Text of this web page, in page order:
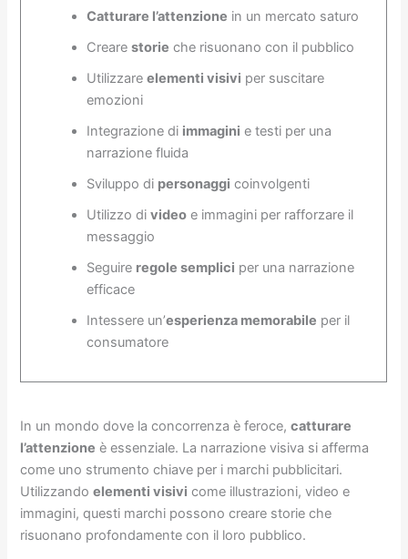
Catturare l’attenzione in un mercato saturo
Creare storie che risuonano con il pubblico
Utilizzare elementi visivi per suscitare
emozioni
Integrazione di immagini e testi per una
narrazione fluida
Sviluppo di personaggi coinvolgenti
Utilizzo di videoe immagini per rafforzare il
messaggio
Seguire regole semplici per una narrazione
efficace
Intessere un’esperienza memorabile per il
consumatore
In un mondo dove la concorrenza è feroce,catturare
l’attenzione è essenziale. La narrazione visiva si afferma
come uno strumento chiave per i marchi pubblicitari.
Utilizzandoelementi visivi come illustrazioni, video e
immagini, questi marchi possono creare storie che
risuonano profondamente con il loro pubblico.